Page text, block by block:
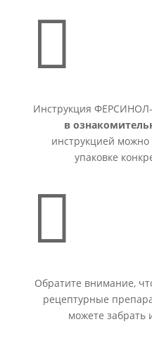

Инструкция
в
инструкцией можно
упаковке

Обратите внимание,
рецептурные
можете забрать